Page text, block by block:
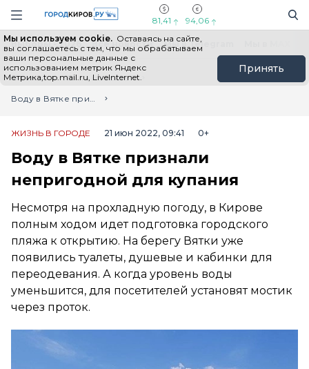
Навигация сайта
81,41 94,06
Мы используем cookie. Оставаясь на сайте,
вы соглашаетесь с тем, что мы обрабатываем
ваши персональные данные с
использованием метрик Яндекс
Метрика,top.mail.ru, LiveInternet.
Принять
Выборы - 2026 Все новости Мы в Telegram
Главная
Лента новостей
Воду в Вятке признали непригодной для купания
ЖИЗНЬ В ГОРОДЕ 21 июн 2022, 09:41 0+
Воду в Вятке признали
непригодной для купания
Несмотря на прохладную погоду, в Кирове
полным ходом идет подготовка городского
пляжа к открытию. На берегу Вятки уже
появились туалеты, душевые и кабинки для
переодевания. А когда уровень воды
уменьшится, для посетителей установят мостик
через проток.